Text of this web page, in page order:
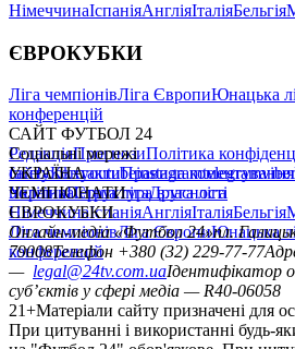
НімеччинаІспаніяАнгліяІталіяБельгія
ЄВРОКУБКИ
Ліга чемпіонівЛіга ЄвропиЮнацька
конференцій
САЙТ ФУТБОЛ 24
РедакціяПрогнозиПолітика
сайтуКонтактиПравила коментування
політикаСтруктура власності
Соціальні мережі
facebookxyoutubeinstagramtelegramviber
УКРАЇНА
УкраїнаПерша лігаДруга ліга
ЧЕМПІОНАТИ
НімеччинаІспаніяАнгліяІталіяБельгія
ЄВРОКУБКИ
Ліга чемпіонівЛіга ЄвропиЮнацька
конференцій
Онлайн-медіа «Футбол 24»пл.
79008Телефон +380 (32) 229-77-77
— legal@24tv.com.uaІдентифікатор
суб’єктів у сфері медіа — R40-06058
21+Матеріали сайту призначені для
При цитуванні і використанні будь-